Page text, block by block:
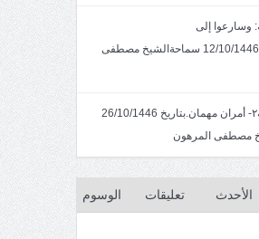
وسارعوا إلى
مغفره.بتاريخ12/10/1446 سماحةالشيخ مصطفى
خطبة الجمعة٢- أمران مهمان.بتاريخ 26/10/1446
مصطفى المرهون
الأحدث تعليقات الوسوم